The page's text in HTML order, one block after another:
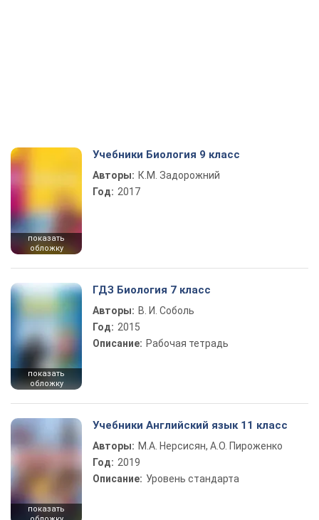
показать
обложку
Учебники Биология 9 класс
Авторы: К.М. Задорожний
Год: 2017
показать
обложку
ГДЗ Биология 7 класс
Авторы: В. И. Соболь
Год: 2015
Описание: Рабочая тетрадь
показать
Учебники Английский язык 11 класс
Авторы: М.А. Нерсисян, А.О. Пироженко
Год: 2019
Описание: Уровень стандарта